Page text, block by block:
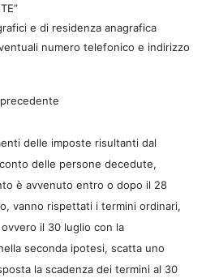
e di residenza anagrafica
numero telefonico e indirizzo
delle imposte risultanti dal
delle persone decedute,
è avvenuto entro o dopo il 28
vanno rispettati i termini ordinari,
il 30 luglio con la
seconda ipotesi, scatta uno
la scadenza dei termini al 30